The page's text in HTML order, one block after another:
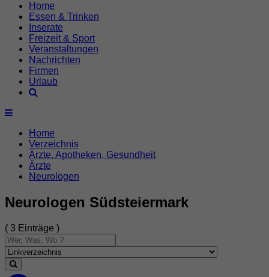
Home
Essen & Trinken
Inserate
Freizeit & Sport
Veranstaltungen
Nachrichten
Firmen
Urlaub
Home
Verzeichnis
Ärzte, Apotheken, Gesundheit
Ärzte
Neurologen
Neurologen Südsteiermark
( 3 Einträge )